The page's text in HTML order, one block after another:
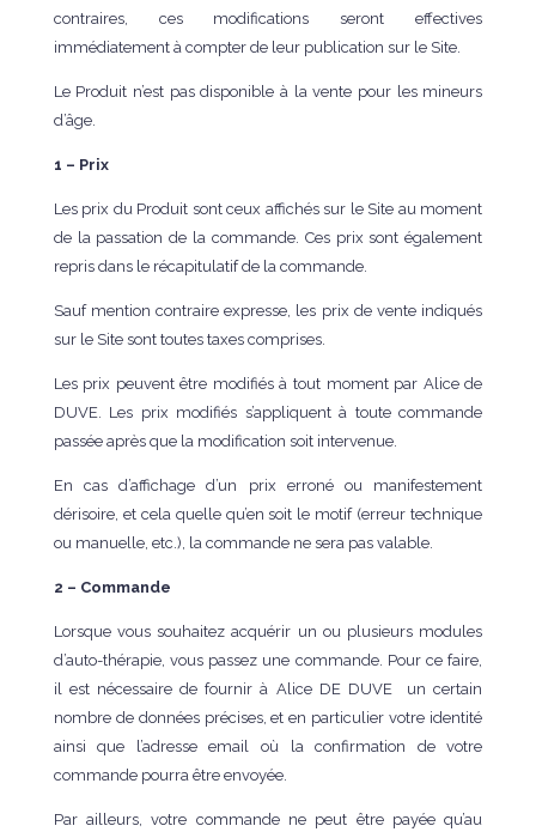
contraires, ces modifications seront effectives
immédiatement à compter de leur publication sur le Site.
Le Produit n’est pas disponible à la vente pour les mineurs
d’âge.
1 – Prix
Les prix du Produit sont ceux affichés sur le Site au moment
de la passation de la commande. Ces prix sont également
repris dans le récapitulatif de la commande.
Sauf mention contraire expresse, les prix de vente indiqués
sur le Site sont toutes taxes comprises.
Les prix peuvent être modifiés à tout moment par Alice de
DUVE. Les prix modifiés s’appliquent à toute commande
passée après que la modification soit intervenue.
En cas d’affichage d’un prix erroné ou manifestement
dérisoire, et cela quelle qu’en soit le motif (erreur technique
ou manuelle, etc.), la commande ne sera pas valable.
2 – Commande
Lorsque vous souhaitez acquérir un ou plusieurs modules
d’auto-thérapie, vous passez une commande. Pour ce faire,
il est nécessaire de fournir à Alice DE DUVE un certain
nombre de données précises, et en particulier votre identité
ainsi que l’adresse email où la confirmation de votre
commande pourra être envoyée.
Par ailleurs, votre commande ne peut être payée qu’au